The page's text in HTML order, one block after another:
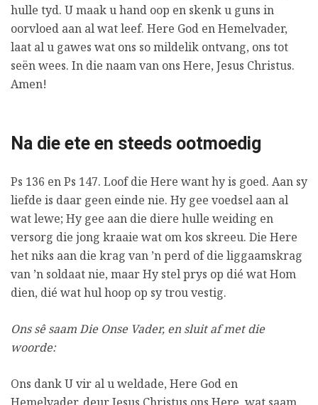
hulle tyd. U maak u hand oop en skenk u guns in
oorvloed aan al wat leef. Here God en Hemelvader,
laat al u gawes wat ons so mildelik ontvang, ons tot
seën wees. In die naam van ons Here, Jesus Christus.
Amen!
Na die ete en steeds ootmoedig
Ps 136 en Ps 147. Loof die Here want hy is goed. Aan sy
liefde is daar geen einde nie. Hy gee voedsel aan al
wat lewe; Hy gee aan die diere hulle weiding en
versorg die jong kraaie wat om kos skreeu. Die Here
het niks aan die krag van ’n perd of die liggaamskrag
van ’n soldaat nie, maar Hy stel prys op dié wat Hom
dien, dié wat hul hoop op sy trou vestig.
Ons sê saam Die Onse Vader, en sluit af met die
woorde:
Ons dank U vir al u weldade, Here God en
Hemelvader, deur Jesus Christus ons Here, wat saam